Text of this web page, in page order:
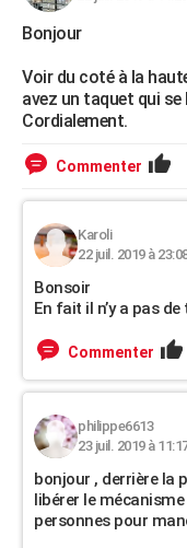
Bonjour
Voir du coté à la
avez un taquet qui se
Cordialement.
Commenter
Karoli
22 juil. 2019 à
Bonsoir
En fait il n’y a pas
Commenter
philippe6613
23 juil. 2019 à
bonjour , derrière la
libérer le
personnes pour